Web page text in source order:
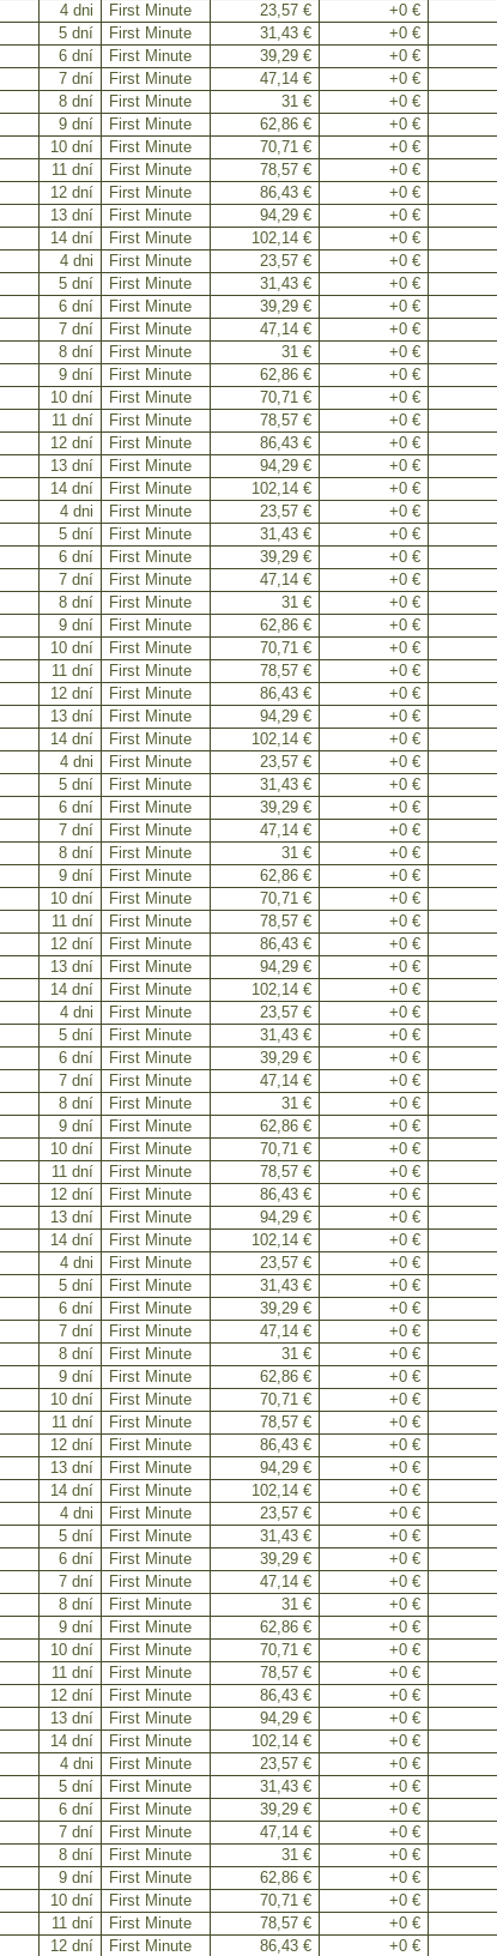
4 dni First Minute 23,57 €
+0 €
5 dní First Minute 31,43 €
+0 €
6 dní First Minute 39,29 €
+0 €
7 dní First Minute 47,14 €
+0 €
8 dní First Minute 31 €
+0 €
9 dní First Minute 62,86 €
+0 €
10 dní First Minute 70,71 €
+0 €
11 dní First Minute 78,57 €
+0 €
12 dní First Minute 86,43 €
+0 €
13 dní First Minute 94,29 €
+0 €
14 dní First Minute 102,14 €
+0 €
4 dni First Minute 23,57 €
+0 €
5 dní First Minute 31,43 €
+0 €
6 dní First Minute 39,29 €
+0 €
7 dní First Minute 47,14 €
+0 €
8 dní First Minute 31 €
+0 €
9 dní First Minute 62,86 €
+0 €
10 dní First Minute 70,71 €
+0 €
11 dní First Minute 78,57 €
+0 €
12 dní First Minute 86,43 €
+0 €
13 dní First Minute 94,29 €
+0 €
14 dní First Minute 102,14 €
+0 €
4 dni First Minute 23,57 €
+0 €
5 dní First Minute 31,43 €
+0 €
6 dní First Minute 39,29 €
+0 €
7 dní First Minute 47,14 €
+0 €
8 dní First Minute 31 €
+0 €
9 dní First Minute 62,86 €
+0 €
10 dní First Minute 70,71 €
+0 €
11 dní First Minute 78,57 €
+0 €
12 dní First Minute 86,43 €
+0 €
13 dní First Minute 94,29 €
+0 €
14 dní First Minute 102,14 €
+0 €
4 dni First Minute 23,57 €
+0 €
5 dní First Minute 31,43 €
+0 €
6 dní First Minute 39,29 €
+0 €
7 dní First Minute 47,14 €
+0 €
8 dní First Minute 31 €
+0 €
9 dní First Minute 62,86 €
+0 €
10 dní First Minute 70,71 €
+0 €
11 dní First Minute 78,57 €
+0 €
12 dní First Minute 86,43 €
+0 €
13 dní First Minute 94,29 €
+0 €
14 dní First Minute 102,14 €
+0 €
4 dni First Minute 23,57 €
+0 €
5 dní First Minute 31,43 €
+0 €
6 dní First Minute 39,29 €
+0 €
7 dní First Minute 47,14 €
+0 €
8 dní First Minute 31 €
+0 €
9 dní First Minute 62,86 €
+0 €
10 dní First Minute 70,71 €
+0 €
11 dní First Minute 78,57 €
+0 €
12 dní First Minute 86,43 €
+0 €
13 dní First Minute 94,29 €
+0 €
14 dní First Minute 102,14 €
+0 €
4 dni First Minute 23,57 €
+0 €
5 dní First Minute 31,43 €
+0 €
6 dní First Minute 39,29 €
+0 €
7 dní First Minute 47,14 €
+0 €
8 dní First Minute 31 €
+0 €
9 dní First Minute 62,86 €
+0 €
10 dní First Minute 70,71 €
+0 €
11 dní First Minute 78,57 €
+0 €
12 dní First Minute 86,43 €
+0 €
13 dní First Minute 94,29 €
+0 €
14 dní First Minute 102,14 €
+0 €
4 dni First Minute 23,57 €
+0 €
5 dní First Minute 31,43 €
+0 €
6 dní First Minute 39,29 €
+0 €
7 dní First Minute 47,14 €
+0 €
8 dní First Minute 31 €
+0 €
9 dní First Minute 62,86 €
+0 €
10 dní First Minute 70,71 €
+0 €
11 dní First Minute 78,57 €
+0 €
12 dní First Minute 86,43 €
+0 €
13 dní First Minute 94,29 €
+0 €
14 dní First Minute 102,14 €
+0 €
4 dni First Minute 23,57 €
+0 €
5 dní First Minute 31,43 €
+0 €
6 dní First Minute 39,29 €
+0 €
7 dní First Minute 47,14 €
+0 €
8 dní First Minute 31 €
+0 €
9 dní First Minute 62,86 €
+0 €
10 dní First Minute 70,71 €
+0 €
11 dní First Minute 78,57 €
+0 €
12 dní First Minute 86,43 € +0 €